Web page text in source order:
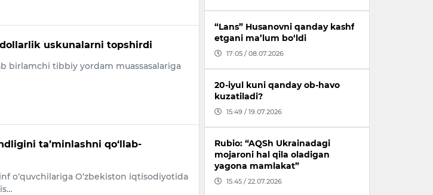
dollarlik uskunalarni topshirdi
birlamchi tibbiy yordam muassasalariga
ta’minlashni qo‘llab-
o‘quvchilariga O‘zbekiston iqtisodiyotida
“Lans” Husanovni qanday kashf
etgani ma’lum bo‘ldi
17:05 / 08.07.2026
20-iyul kuni qanday ob-havo
kuzatiladi?
15:49 / 19.07.2026
Rubio: “AQSh Ukrainadagi
mojaroni hal qila oladigan
yagona mamlakat”
15:45 / 22.07.2026